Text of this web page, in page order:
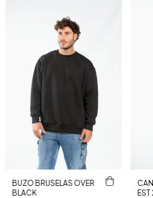
BUZO BRUSELAS OVER
BLACK